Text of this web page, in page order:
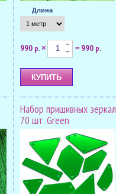
Длина
990 р.× = 990 р.
Набор пришивных зеркал
70 шт. Green